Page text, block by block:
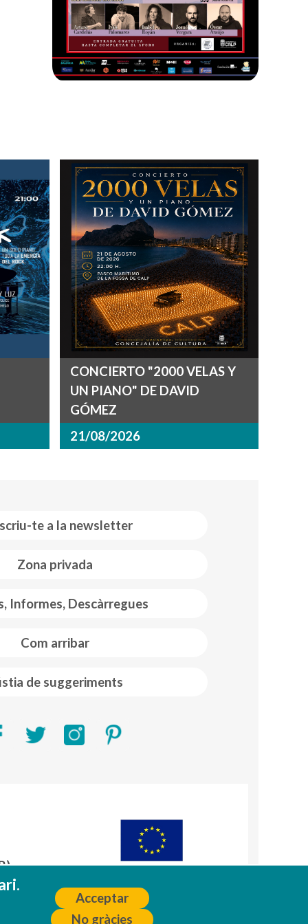
CONCIERTO "2000 VELAS Y
UN PIANO" DE DAVID
GÓMEZ
21/08/2026
te a la newsletter
Zona privada
Informes, Descàrregues
Com arribar
de suggeriments
Acceptar
No gràcies